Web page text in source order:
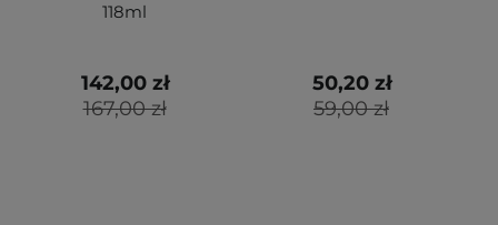
118ml
167,00 zł
142,00 zł
59,00 zł
50,20 zł